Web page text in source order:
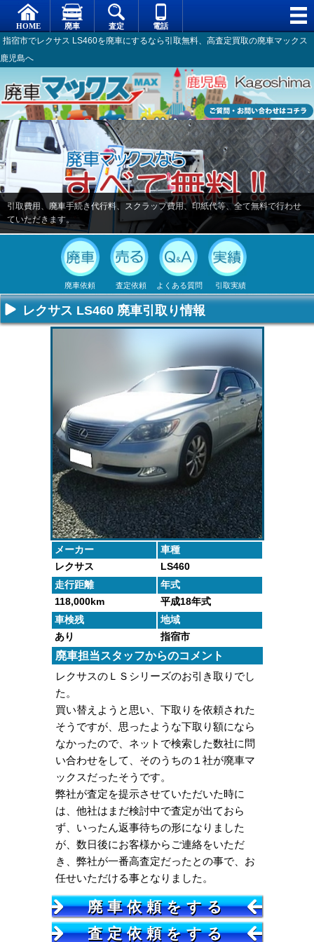
指宿市でレクサス LS460を廃車にするなら引取無料、高査定買取の廃車マックス
鹿児島へ
引取費用、廃車手続き代行料、スクラップ費用、印紙代等、全て無料で行わせ
ていただきます。
廃車依頼
不要になった
車の廃車手続
査定依頼
専門スタッフ
がしっかりと
よくある質問
廃車全般に関
するよくある
引取実績
た車や下取り
の実績デー
レクサス LS460 廃車引取り情報
メーカー
車種
レクサス
LS460
走行距離
年式
118,000km
平成18年式
車検残
地域
あり
指宿市
廃車担当スタッフからのコメント
レクサスのＬＳシリーズのお引き取りでし
た。
買い替えようと思い、下取りを依頼された
そうですが、思ったような下取り額になら
なかったので、ネットで検索した数社に問
い合わせをして、そのうちの１社が廃車マ
ックスだったそうです。
弊社が査定を提示させていただいた時に
は、他社はまだ検討中で査定が出ておら
ず、いったん返事待ちの形になりました
が、数日後にお客様からご連絡をいただ
き、弊社が一番高査定だったとの事で、お
任せいただける事となりました。
廃車依頼をする
査定依頼をする